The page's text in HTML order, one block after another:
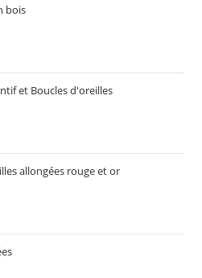
bois
et Boucles d'oreilles
allongées rouge et or